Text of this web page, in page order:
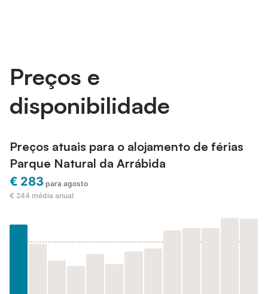
Preços e
disponibilidade
Preços atuais para o alojamento de férias
Parque Natural da Arrábida
€ 283 para agosto
€ 244 média anual